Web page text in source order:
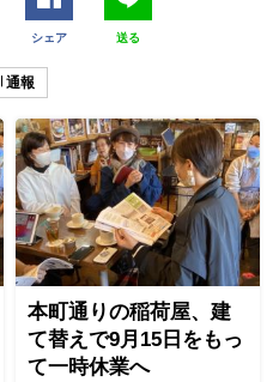
シェア 送る
通報
本町通りの稲荷屋、建
て替えで9月15日をもっ
て一時休業へ